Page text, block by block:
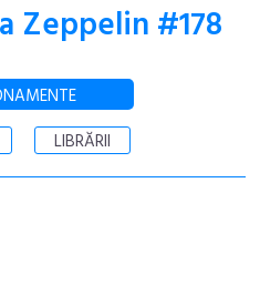
Zeppelin #178
LIBRĂRII